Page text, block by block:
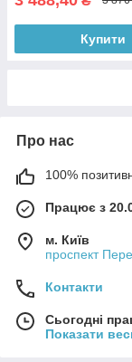
Купити
Про нас
100%
Працює з
м. Київ
проспект
Контакти
Сьогодні
Показати